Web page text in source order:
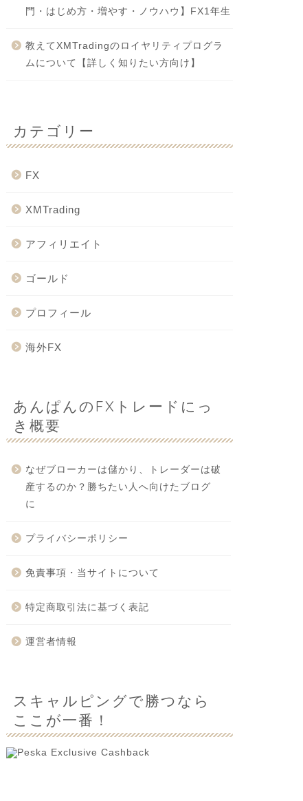
門・はじめ方・増やす・ノウハウ】FX1年生
教えてXMTradingのロイヤリティプログラ
ムについて【詳しく知りたい方向け】
カテゴリー
FX
XMTrading
アフィリエイト
ゴールド
プロフィール
海外FX
あんぱんのFXトレードにっ
き概要
なぜブローカーは儲かり、トレーダーは破
産するのか？勝ちたい人へ向けたブログ
に
プライバシーポリシー
免責事項・当サイトについて
特定商取引法に基づく表記
運営者情報
スキャルピングで勝つなら
ここが一番！